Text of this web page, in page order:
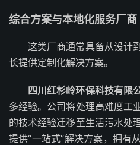
综合方案与本地化服务厂商
这类厂商通常具备从设计
长提供定制化解决方案。
四川红杉岭环保科技有限
多经验。公司将处理高难度工
的技术经验迁移至生活污水处
提供“一站式”解决方案，拥有